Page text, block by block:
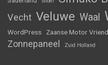
Vecht Veluwe Waal
WordPress Zaanse Motor
Zonnepaneel
Zuid Holland